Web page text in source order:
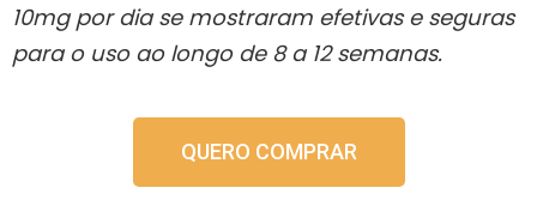
10mg por dia se mostraram efetivas e seguras
para o uso ao longo de 8 a 12 semanas.
QUERO COMPRAR